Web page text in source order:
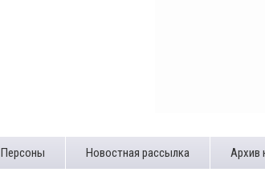
Персоны Новостная рассылка Архив